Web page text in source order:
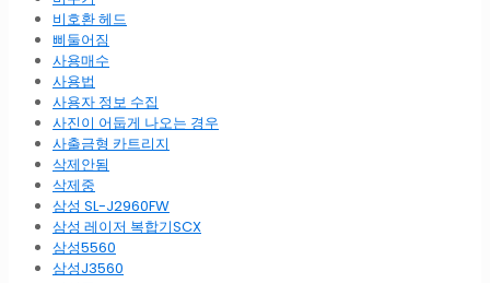
비호환 헤드
삐둘어짐
사용매수
사용법
사용자 정보 수집
사진이 어둡게 나오는 경우
사출금형 카트리지
삭제안됨
삭제중
삼성 SL-J2960FW
삼성 레이저 복합기SCX
삼성5560
삼성J3560